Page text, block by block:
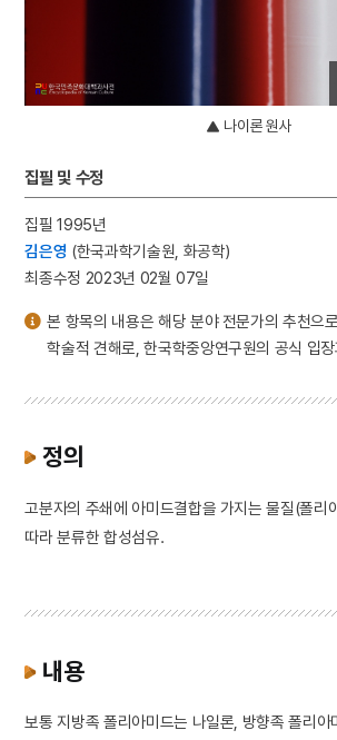
나이론 원사
집필 및 수정
집필 1995년
김은영 (한국과학기술원, 화공학)
최종수정 2023년 02월 07일
본 항목의 내용은 해당 분야 전문가의 추천으
학술적 견해로, 한국학중앙연구원의 공식 입
정의
고분자의 주쇄에 아미드결합을 가지는 물질(폴리
따라 분류한 합성섬유.
내용
보통 지방족 폴리아미드는 나일론, 방향족 폴리아